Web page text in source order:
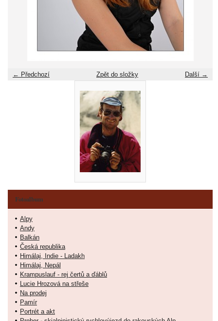
← Předchozí Další →
Zpět do složky
Fotoalbum
Alpy
Andy
Balkán
Česká republika
Himálaj, Indie - Ladakh
Himálaj, Nepál
Krampuslauf - rej čertů a ďáblů
Lucie Hrozová na střeše
Na prodej
Pamír
Portrét a akt